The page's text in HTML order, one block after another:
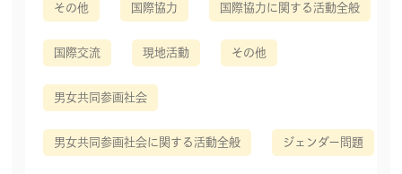
その他 国際協力 国際協力に関する活動全般
国際交流 現地活動 その他
男女共同参画社会
男女共同参画社会に関する活動全般 ジェンダー問題